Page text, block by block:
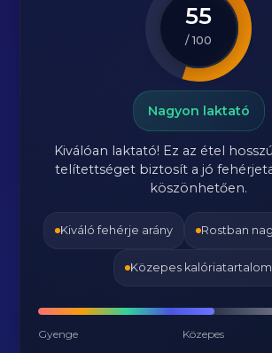
55
/ 100
Nagyon laktató
Kiválóan laktató! Ez az étel
telítettséget biztosít a jó
köszönhetően.
Kiváló fehérje arány Rostban
Közepes kalóriatartalom
Gyenge Közepes